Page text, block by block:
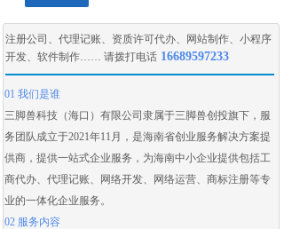
01 我们是谁
三脚兽科技（海口）有限公司隶属于三脚兽创投旗下，服
务团队成立于2021年11月，是海南省创业服务解决方案提
供商，提供一站式企业服务，为海南中小企业提供包括工
商代办、 代理记账、 网络开发、 网络运营、 商标注册等专
业的一体化企业服务。
02 服务内容
注册公司 、 代理记账、 资质许可代办、 网站制作、 小程序
开发、 软件制作…… 请拨打电话 16689597233